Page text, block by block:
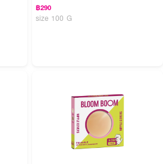
฿290
size 100 G